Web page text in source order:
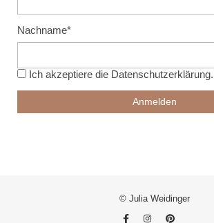
Nachname*
Ich akzeptiere die Datenschutzerklärung.
© Julia Weidinger